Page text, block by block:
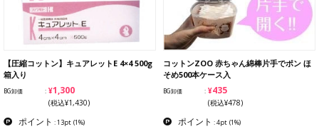
【圧縮コットン】キュアレットE 4×4 500g
箱入り
BG卸価 ¥1,300
(税込¥1,430)
ポイント : 13pt (1%)
コットンZOO 赤ちゃん綿棒片手でポン ほ
そめ500本ケース入
BG卸価 ¥435
(税込¥478)
ポイント : 4pt (1%)